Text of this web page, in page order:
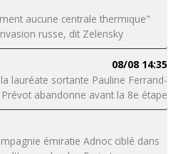
aucune centrale thermique"
russe, dit Zelensky
08/08 14:35
lauréate sortante Pauline Ferrand-
Prévot abandonne avant la 8e étape
émiratie Adnoc ciblé dans